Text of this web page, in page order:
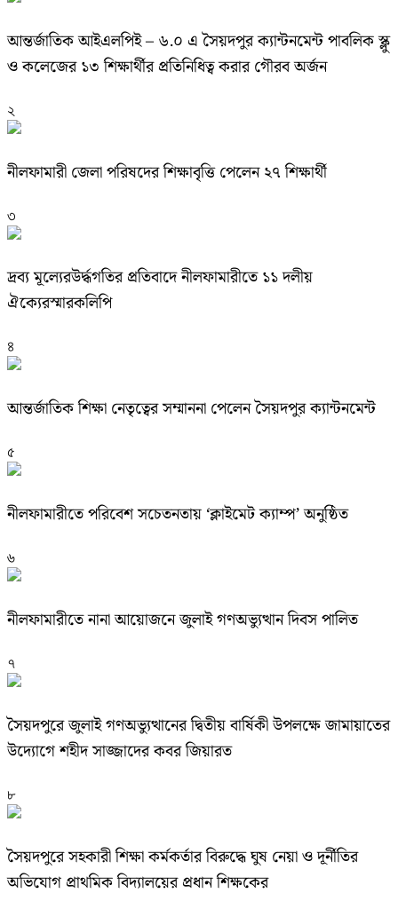
আন্তর্জাতিক আইএলপিই – ৬.০ এ সৈয়দপুর ক্যান্টনমেন্ট পাবলিক স্ক্লু
ও কলেজের ১৩ শিক্ষার্থীর প্রতিনিধিত্ব করার গৌরব অর্জন
২
নীলফামারী জেলা পরিষদের শিক্ষাবৃত্তি পেলেন ২৭ শিক্ষার্থী
৩
দ্রব্য মূল্যেরউর্দ্ধগতির প্রতিবাদে নীলফামারীতে ১১ দলীয়
ঐক্যেরস্মারকলিপি
৪
আন্তর্জাতিক শিক্ষা নেতৃত্বের সম্মাননা পেলেন সৈয়দপুর ক্যান্টনমেন্ট
৫
নীলফামারীতে পরিবেশ সচেতনতায় ‘ক্লাইমেট ক্যাম্প’ অনুষ্ঠিত
৬
নীলফামারীতে নানা আয়োজনে জুলাই গণঅভ্যুত্থান দিবস পালিত
৭
সৈয়দপুরে জুলাই গণঅভ্যুত্থানের দ্বিতীয় বার্ষিকী উপলক্ষে জামায়াতের
উদ্যোগে শহীদ সাজ্জাদের কবর জিয়ারত
৮
সৈয়দপুরে সহকারী শিক্ষা কর্মকর্তার বিরুদ্ধে ঘুষ নেয়া ও দূর্নীতির
অভিযোগ প্রাথমিক বিদ্যালয়ের প্রধান শিক্ষকের